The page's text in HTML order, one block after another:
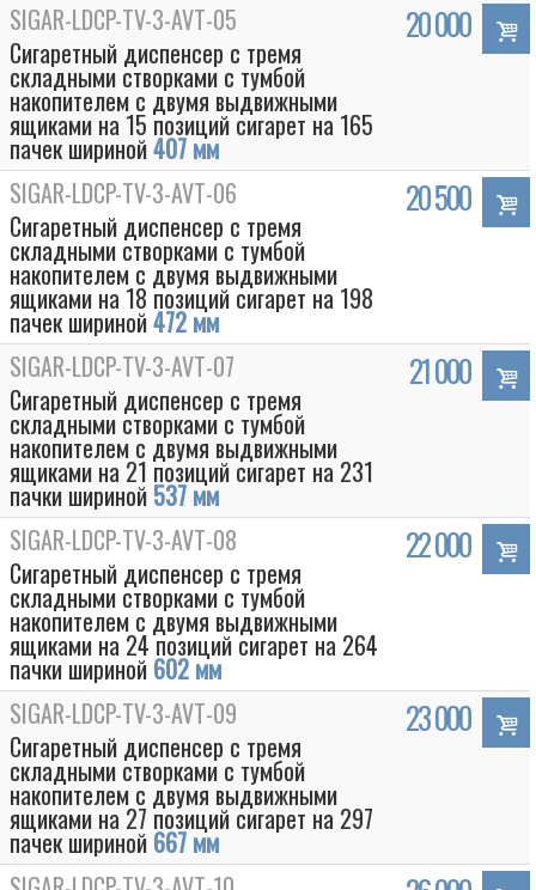
Box
SIGAR-LDCP-TV-3-AVT-05
Сигаретный диспенсер с тремя
складными створками с тумбой
накопителем с двумя выдвижными
ящиками на 15 позиций сигарет на 165
пачек шириной407 мм
20 000
SIGAR-LDCP-TV-3-AVT-06
Сигаретный диспенсер с тремя
складными створками с тумбой
накопителем с двумя выдвижными
ящиками на 18 позиций сигарет на 198
пачек шириной472 мм
20 500
SIGAR-LDCP-TV-3-AVT-07
Сигаретный диспенсер с тремя
складными створками с тумбой
накопителем с двумя выдвижными
ящиками на 21 позиций сигарет на 231
пачки шириной 537 мм
21 000
SIGAR-LDCP-TV-3-AVT-08
Сигаретный диспенсер с тремя
складными створками с тумбой
накопителем с двумя выдвижными
ящиками на 24 позиций сигарет на 264
пачки шириной 602 мм
22 000
SIGAR-LDCP-TV-3-AVT-09
Сигаретный диспенсер с тремя
складными створками с тумбой
накопителем с двумя выдвижными
ящиками на 27 позиций сигарет на 297
пачек шириной 667 мм
23 000